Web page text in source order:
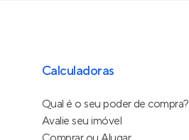
Calculadoras
Qual é o seu poder de compra?
Avalie seu imóvel